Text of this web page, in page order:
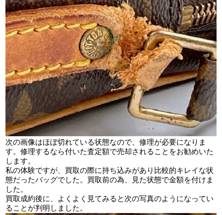
次の画像はほぼ切れている状態なので、修理が必要になりま
す。修理するなら付いた査定額で売却されることをお勧めいた
します。
私の体験ですが、買取の際に持ち込みがあり比較的キレイな状
態だったバッグでした。買取前の為、見た状態で金額を付けま
した。
買取成約後に、よくよく見てみると次の写真のようになってい
ることが判明しました。